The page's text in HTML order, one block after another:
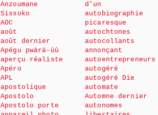
Anzoumane
Sissoko
AOC
août
août dernier
Apégu pwärä-ùù
aperçu réaliste
Apéro
APL
apostolique
Apostolo
Apostolo porte
d’un
autobiographie
picaresque
autochtones
autocollants
annonçant
autoentrepreneurs
autogéré
autogéré Die
automate
Automne dernier
autonomes